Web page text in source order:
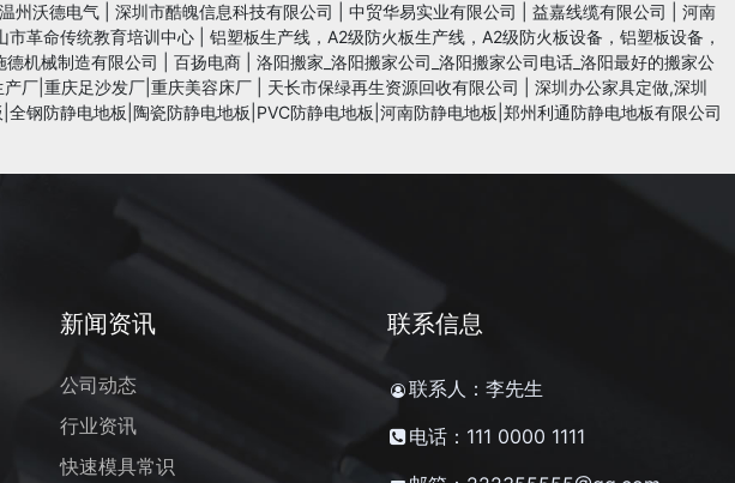
州沃德电气 深圳市酷魄信息科技有限公司 中贸华易实业有限公司 益嘉线缆有限公司
河南
市革命传统教育培训中心
铝塑板生产线，A2级防火板生产线，A2级防火板设备，铝塑板设备，
德机械制造有限公司 百扬电商
洛阳搬家_洛阳搬家公司_洛阳搬家公司电话_洛阳最好的搬家公
厂|重庆足沙发厂|重庆美容床厂 天长市保绿再生资源回收有限公司
深圳办公家具定做,深圳
钢防静电地板|陶瓷防静电地板|PVC防静电地板|河南防静电地板|郑州利通防静电地板有限公司
新闻资讯
公司动态
行业资讯
快速模具常识
联系信息
联系人：李先生
电话：111 0000 1111